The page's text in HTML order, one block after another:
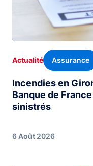
Actualité Assurance
Incendies en
Banque de
sinistrés
6 Août 2026